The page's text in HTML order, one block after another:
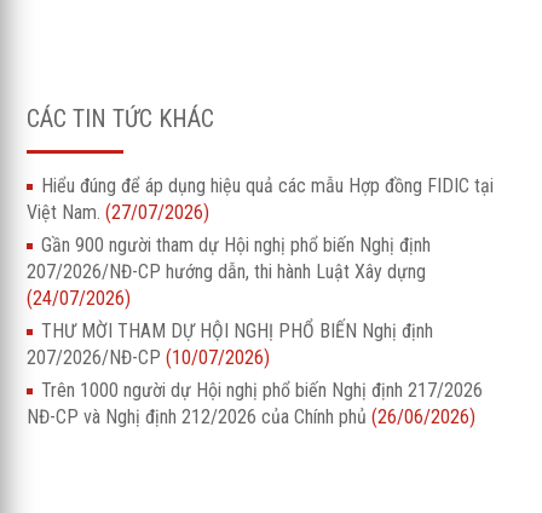
CÁC TIN TỨC KHÁC
Hiểu đúng để áp dụng hiệu quả các mẫu Hợp đồng FIDIC tại
Việt Nam.(27/07/2026)
Gần 900 người tham dự Hội nghị phổ biến Nghị định
207/2026/NĐ-CP hướng dẫn, thi hành Luật Xây dựng
(24/07/2026)
THƯ MỜI THAM DỰ HỘI NGHỊ PHỔ BIẾN Nghị định
207/2026/NĐ-CP(10/07/2026)
Trên 1000 người dự Hội nghị phổ biến Nghị định 217/2026
NĐ-CP và Nghị định 212/2026 của Chính phủ(26/06/2026)